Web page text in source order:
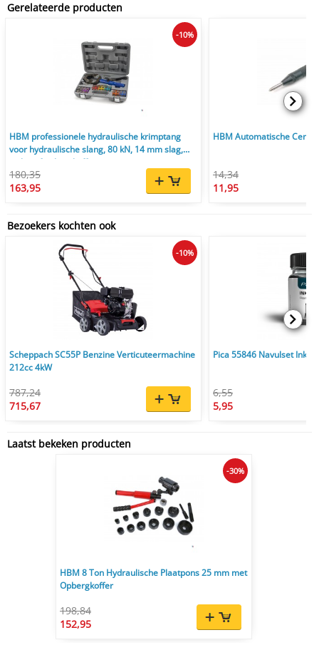
Gerelateerde producten
HBM professionele hydraulische krimptang
voor hydraulische slang, 80 kN, 14 mm slag,
inclusief opbergkoffer
180,35
163,95
-10%
HBM Automatische
14,34
11,95
Bezoekers kochten ook
Scheppach SC55P Benzine Verticuteermachine
212cc 4kW
787,24
715,67
-10%
Pica 55846 Navulset Ink
6,55
5,95
Laatst bekeken producten
HBM 8 Ton Hydraulische Plaatpons 25 mm met
Opbergkoffer
198,84
152,95
-30%